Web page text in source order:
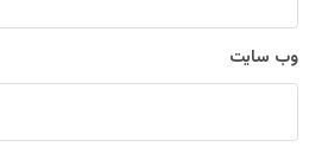
وب‌ سایت